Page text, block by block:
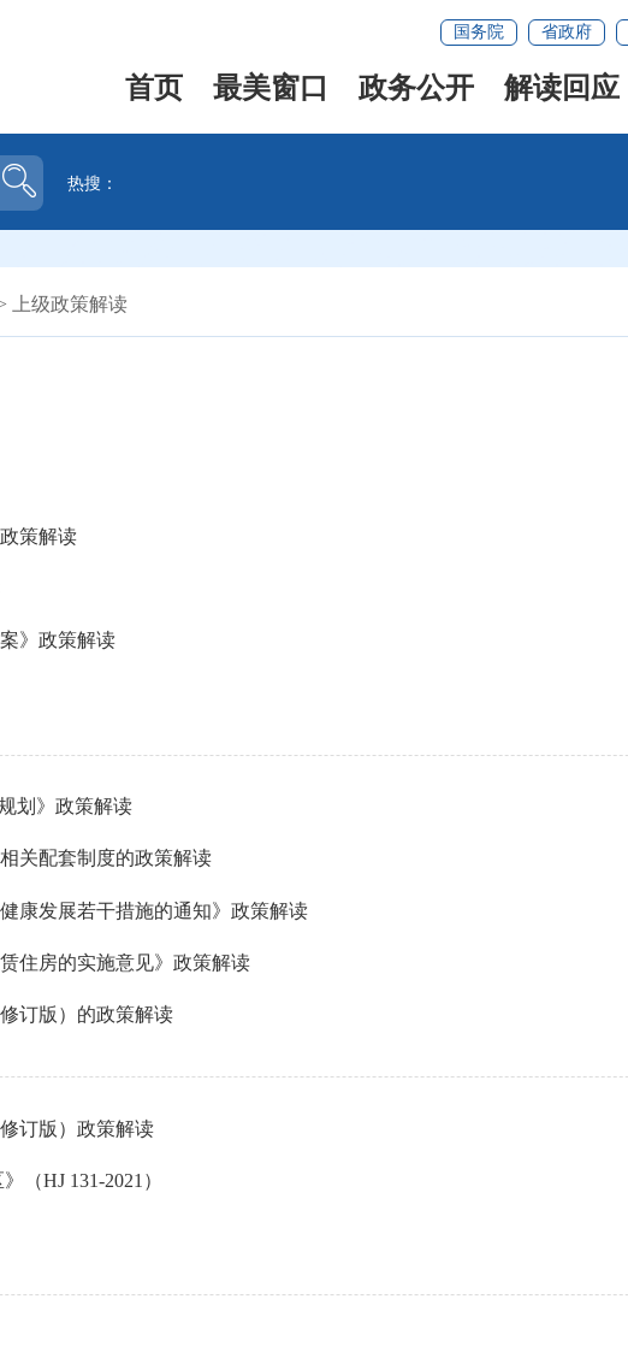
国务院 省政府
首页 最美窗口 政务公开 解读回应
热搜：
上级政策解读
策解读
》政策解读
划》政策解读
关配套制度的政策解读
康发展若干措施的通知》政策解读
住房的实施意见》政策解读
订版）的政策解读
订版）政策解读
（HJ 131-2021）